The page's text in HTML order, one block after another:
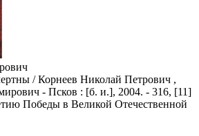
/ Корнеев Николай Петрович ,
- Псков : [б. и.], 2004. - 316, [11]
Победы в Великой Отечественной